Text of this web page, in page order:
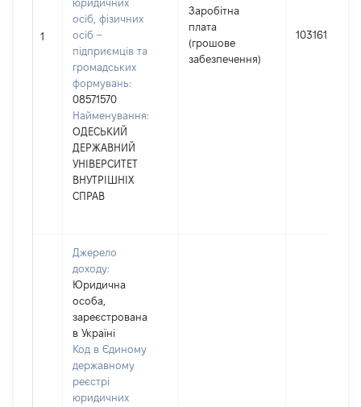
1
юридичних
осіб, фізичних
осіб –
підприємців та
громадських
формувань:
08571570
Найменування:
ОДЕСЬКИЙ
ДЕРЖАВНИЙ
УНІВЕРСИТЕТ
ВНУТРІШНІХ
СПРАВ
Заробітна
плата
(грошове
забезпечення)
103161
Джерело
доходу:
Юридична
особа,
зареєстрована
в Україні
Код в Єдиному
державному
реєстрі
юридичних